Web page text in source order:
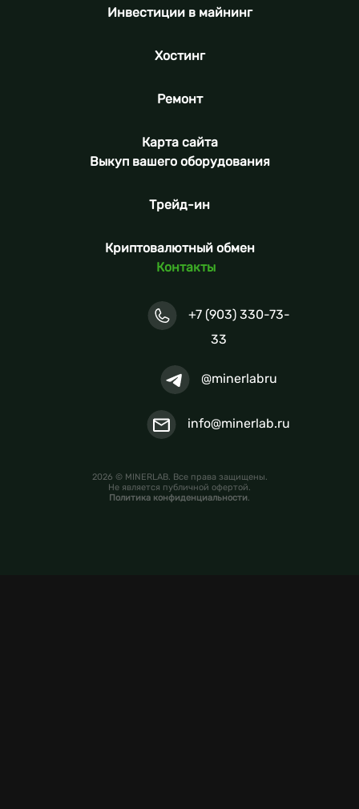
Инвестиции в майнинг
Хостинг
Ремонт
Карта сайта
Выкуп вашего оборудования
Трейд-ин
Криптовалютный обмен
Контакты
+7 (903) 330-73-
33
@minerlabru
info@minerlab.ru
2026 © MINERLAB. Все права защищены.
Не является публичной офертой.
Политика конфиденциальности.